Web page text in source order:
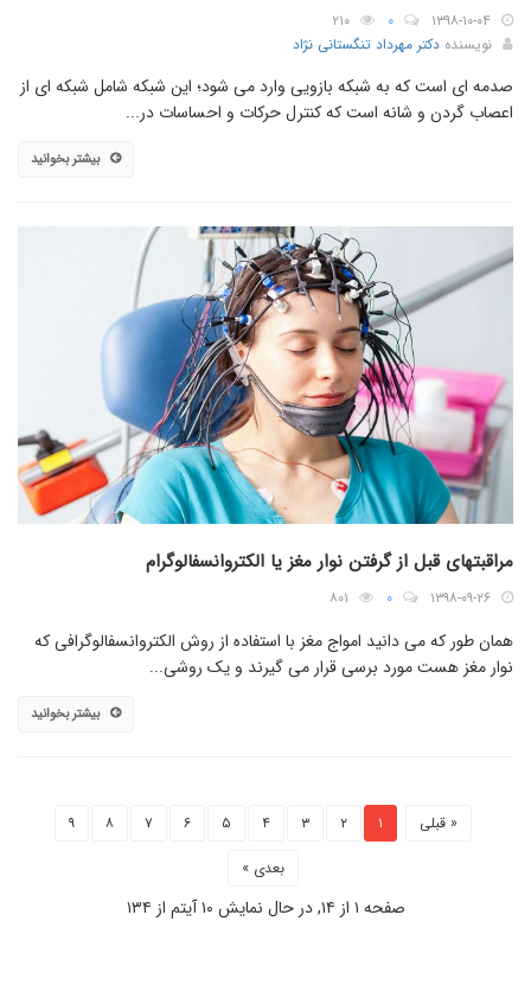
۱۳۹۸-۱۰-۰۴ ۰
۲۱۰
نویسنده دکتر مهرداد تنگستانی نژاد
صدمه ای است که به شبکه بازویی وارد می شود؛ این شبکه شامل شبکه ای از
اعصاب گردن و شانه است که کنترل حرکات و احساسات در...
بیشتر بخوانید
مراقبتهای قبل از گرفتن نوار مغز یا الکتروانسفالوگرام
۱۳۹۸-۰۹-۲۶ ۰ ۸۰۱
همان طور که می دانید امواج مغز با استفاده از روش الکتروانسفالوگرافی که
نوار مغز هست مورد برسی قرار می گیرند و یک روشی...
بیشتر بخوانید
« قبلی ۱ ۲ ۳ ۴ ۵ ۶ ۷ ۸
۹
بعدی »
صفحه ۱ از ۱۴, در حال نمایش ۱۰ آیتم از ۱۳۴